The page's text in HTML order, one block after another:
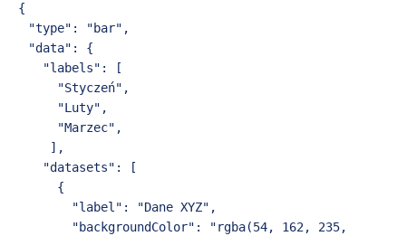
{
"type": "bar",
"data": {
"labels": [
"Styczeń",
"Luty",
"Marzec",
],
"datasets": [
{
"label": "Dane XYZ",
"backgroundColor": "rgba(54, 162, 235,